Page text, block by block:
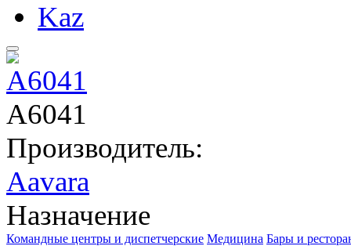
Kaz
A6041
Производитель:
Aavara
Назначение
Командные центры и диспетчерские Медицина Бары и